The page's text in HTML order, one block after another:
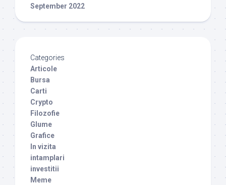
September 2022
Categories
Articole
Bursa
Carti
Crypto
Filozofie
Glume
Grafice
In vizita
intamplari
investitii
Meme